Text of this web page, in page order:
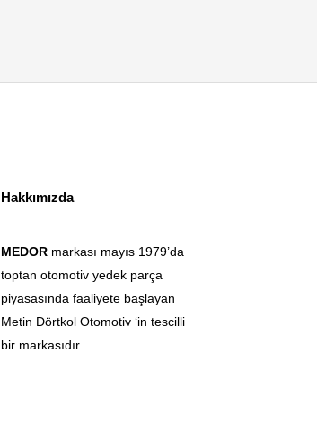
Hakkımızda
MEDOR markası mayıs 1979’da
toptan otomotiv yedek parça
piyasasında faaliyete başlayan
Metin Dörtkol Otomotiv ‘in tescilli
bir markasıdır.